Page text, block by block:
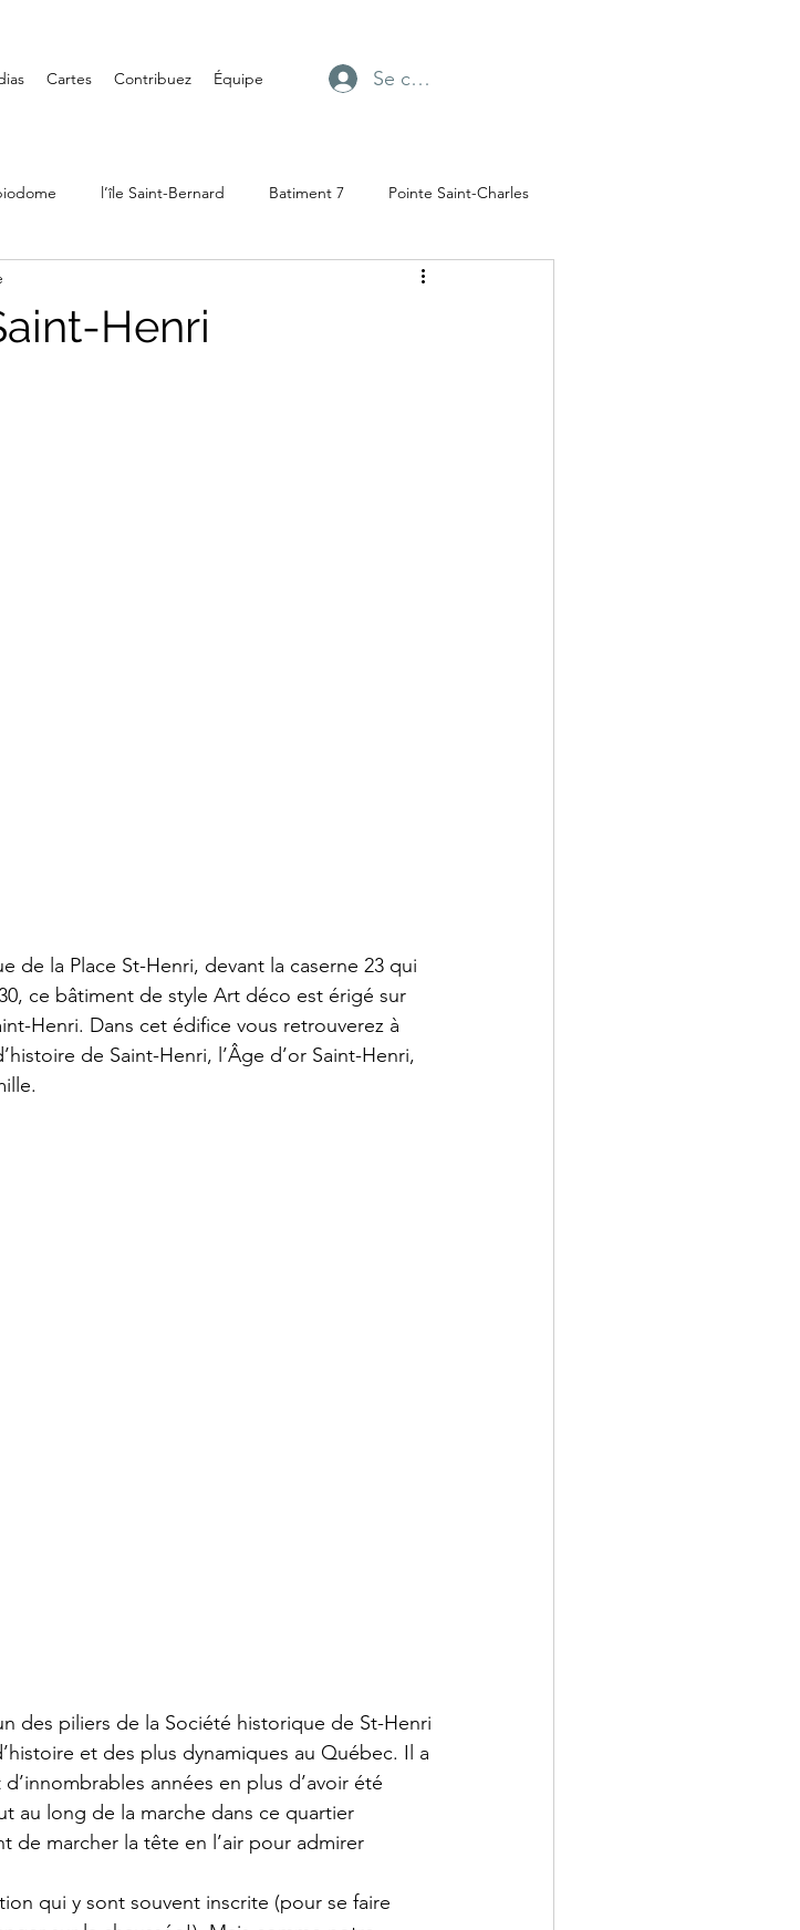
Cartes Contribuez Équipe Se connecter
l’île Saint-Bernard Batiment 7 Pointe Saint-Charles
Henri
de la Place St-Henri, devant la caserne 23 qui
ce bâtiment de style Art déco est érigé sur
Henri. Dans cet édifice vous retrouverez à
de Saint-Henri, l’Âge d’or Saint-Henri,
des piliers de la Société historique de St-Henri
et des plus dynamiques au Québec. Il a
années en plus d’avoir été
au long de la marche dans ce quartier
de marcher la tête en l’air pour admirer
qui y sont souvent inscrite (pour se faire